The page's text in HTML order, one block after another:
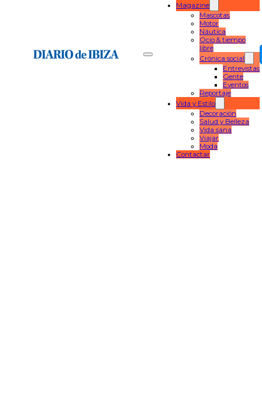
Magazine
Mascotas
Motor
Náutica
Ocio & tiempo
libre
Crónica social
Entrevistas
Gente
Eventos
Reportaje
Vida y Estilo
Decoración
Salud y Belleza
Vida sana
Viajar
Moda
Contactar